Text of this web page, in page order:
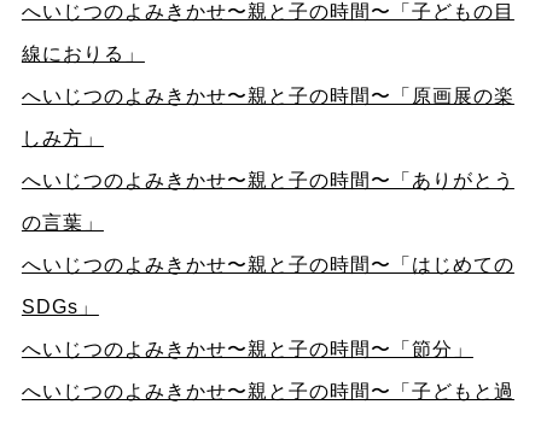
へいじつのよみきかせ〜親と子の時間〜「子どもの目
線におりる」
へいじつのよみきかせ〜親と子の時間〜「原画展の楽
しみ方」
へいじつのよみきかせ〜親と子の時間〜「ありがとう
の言葉」
へいじつのよみきかせ〜親と子の時間〜「はじめての
SDGs」
へいじつのよみきかせ〜親と子の時間〜「節分」
へいじつのよみきかせ〜親と子の時間〜「子どもと過